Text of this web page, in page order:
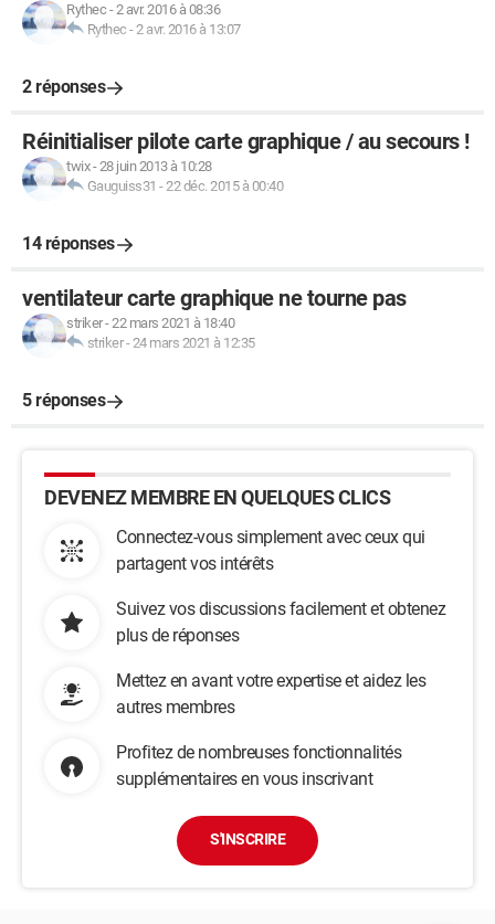
Rythec -2 avr. 2016 à 08:36
Rythec -2 avr. 2016 à 13:07
2 réponses
Réinitialiser pilote carte graphique / au secours !
twix-28 juin 2013 à 10:28
Gauguiss31 -22 déc. 2015 à 00:40
14 réponses
ventilateur carte graphique ne tourne pas
striker-22 mars 2021 à 18:40
striker-24 mars 2021 à 12:35
5 réponses
DEVENEZ MEMBRE EN QUELQUES CLICS
Connectez-vous simplement avec ceux qui
partagent vos intérêts
Suivez vos discussions facilement et obtenez
plus de réponses
Mettez en avant votre expertise et aidez les
autres membres
Profitez de nombreuses fonctionnalités
supplémentaires en vous inscrivant
S'INSCRIRE